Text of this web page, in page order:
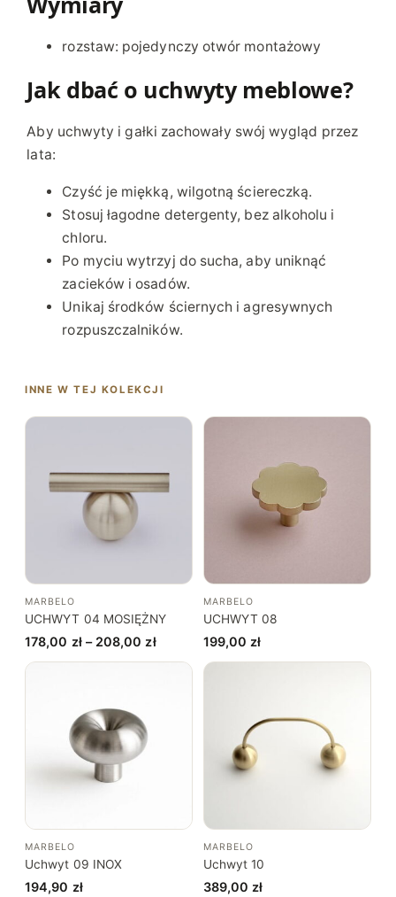
O
N
Y
rozstaw: pojedynczy otwór montażowy
Jak dbać o uchwyty meblowe?
Aby uchwyty i gałki zachowały swój wygląd przez
lata:
Czyść je miękką, wilgotną ściereczką.
Stosuj łagodne detergenty, bez alkoholu i
chloru.
Po myciu wytrzyj do sucha, aby uniknąć
zacieków i osadów.
Unikaj środków ściernych i agresywnych
rozpuszczalników.
INNE W TEJ KOLEKCJI
MARBELO
UCHWYT 04 MOSIĘŻNY
178,00 zł – 208,00 złZakres
cen:
MARBELO
UCHWYT 08
199,00 zł
MARBELO
Uchwyt 09 INOX
194,90 zł
MARBELO
Uchwyt 10
389,00 zł